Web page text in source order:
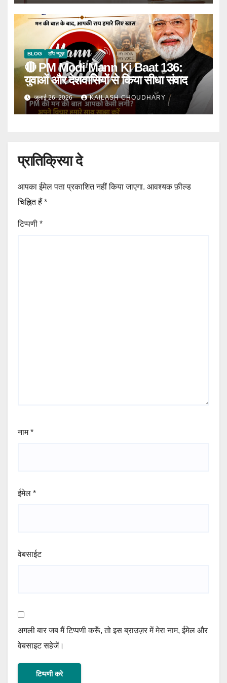
BLOG टॉप न्यूज़
🔴 PM Modi Mann Ki Baat 136:
युवाओं और देशवासियों से किया सीधा संवाद
जुलाई 26, 2026 KAILASH CHOUDHARY
प्रातिक्रिया दे
आपका ईमेल पता प्रकाशित नहीं किया जाएगा. आवश्यक फ़ील्ड
चिह्नित हैं *
टिप्पणी *
नाम*
ईमेल *
वेबसाईट
अगली बार जब मैं टिप्पणी करूँ, तो इस ब्राउज़र में मेरा नाम, ईमेल और
वेबसाइट सहेजें।